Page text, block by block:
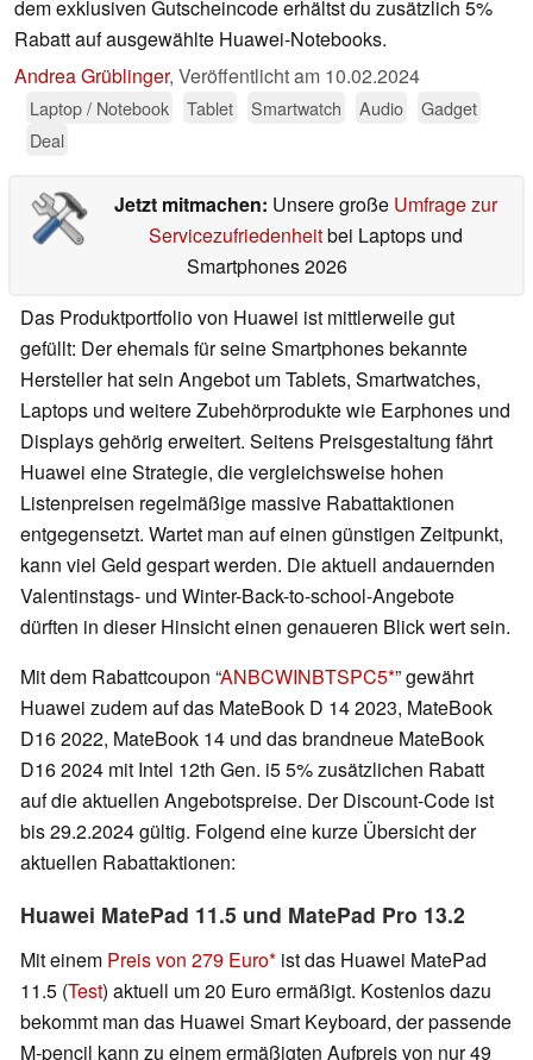
dem exklusiven Gutscheincode erhältst du zusätzlich 5%
Rabatt auf ausgewählte Huawei-Notebooks.
Andrea Grüblinger, Veröffentlicht am 10.02.2024
Laptop / Notebook Tablet Smartwatch Audio
Gadget
Deal
Jetzt mitmachen: Unsere große Umfrage zur
Servicezufriedenheitbei Laptops und
Smartphones 2026
Das Produktportfolio von Huawei ist mittlerweile gut
gefüllt: Der ehemals für seine Smartphones bekannte
Hersteller hat sein Angebot um Tablets, Smartwatches,
Laptops und weitere Zubehörprodukte wie Earphones und
Displays gehörig erweitert. Seitens Preisgestaltung fährt
Huawei eine Strategie, die vergleichsweise hohen
Listenpreisen regelmäßige massive Rabattaktionen
entgegensetzt. Wartet man auf einen günstigen Zeitpunkt,
kann viel Geld gespart werden. Die aktuell andauernden
Valentinstags- und Winter-Back-to-school-Angebote
dürften in dieser Hinsicht einen genaueren Blick wert sein.
Mit dem Rabattcoupon “ANBCWINBTSPC5 ” gewährt
Huawei zudem auf das MateBook D 14 2023, MateBook
D16 2022, MateBook 14 und das brandneue MateBook
D16 2024 mit Intel 12th Gen. i5 5% zusätzlichen Rabatt
auf die aktuellen Angebotspreise. Der Discount-Code ist
bis 29.2.2024 gültig. Folgend eine kurze Übersicht der
aktuellen Rabattaktionen:
Huawei MatePad 11.5 und MatePad Pro 13.2
Mit einem Preis von 279 Euro ist das Huawei MatePad
11.5 (Test) aktuell um 20 Euro ermäßigt. Kostenlos dazu
bekommt man das Huawei Smart Keyboard, der passende
M-pencil kann zu einem ermäßigten Aufpreis von nur 49